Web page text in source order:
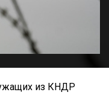
из КНДР